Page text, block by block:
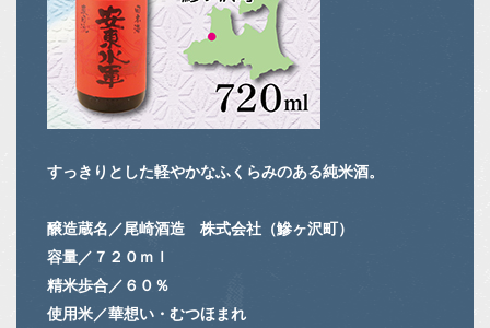
すっきりとした軽やかなふくらみのある純米酒。
醸造蔵名／尾崎酒造 株式会社（鰺ヶ沢町）
容量／７２０ｍｌ
精米歩合／６０％
使用米／華想い・むつほまれ